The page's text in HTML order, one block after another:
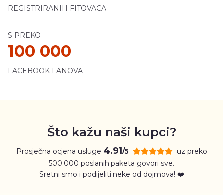
REGISTRIRANIH FITOVACA
S PREKO
100 000
FACEBOOK FANOVA
Što kažu naši kupci?
Prosječna ocjena usluge 4.91/5
uz preko
500.000 poslanih paketa govori sve.
Sretni smo i podijeliti neke od dojmova! ❤️